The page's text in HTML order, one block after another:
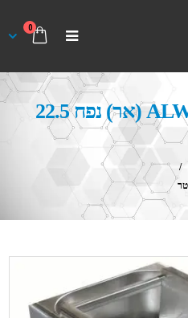
0
אמבט מים מטלטל ALWS-2 (אר) נפח 22.5